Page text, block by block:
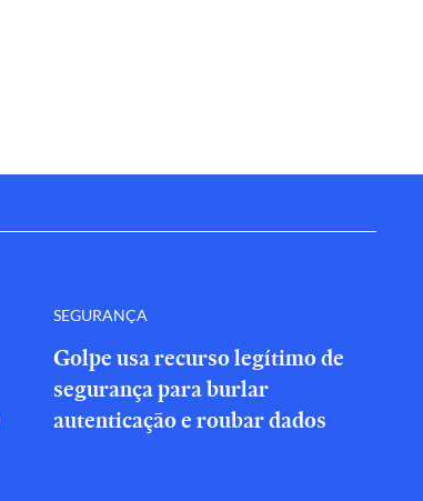
SEGURANÇA
Golpe usa recurso legítimo de
segurança para burlar
autenticação e roubar dados